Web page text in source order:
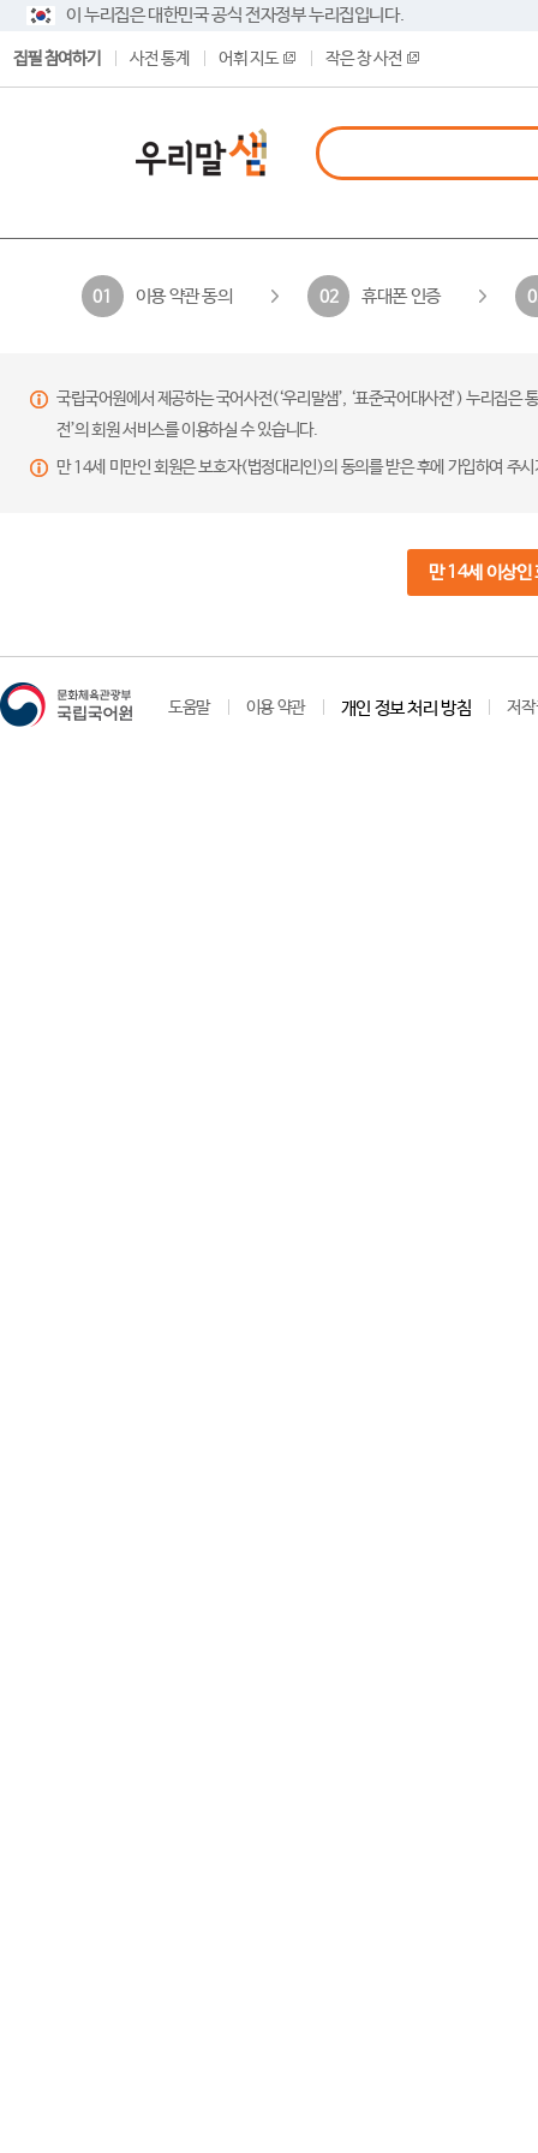
이 누리집은 대한민국 공식 전자정부 누리집입니다.
집필 참여하기 사전 통계 어휘 지도 작은 창 사전
01 이용 약관 동의 02 휴대폰 인증
국립국어원에서 제공하는 국어사전(‘우리말샘’, ‘표준국어대사전’) 누리집
전’의 회원 서비스를 이용하실 수 있습니다.
만 14세 미만인 회원은 보호자(법정대리인)의 동의를 받은 후에 가입하여 주
만 14세 이상인
도움말 이용 약관 개인 정보 처리 방침 저